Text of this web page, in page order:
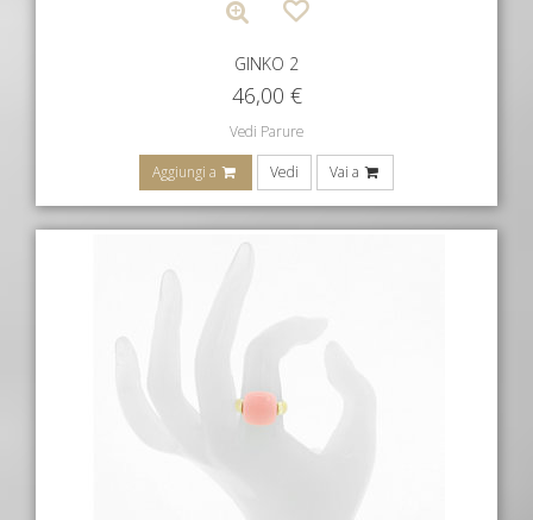
GINKO 2
46,00 €
Vedi Parure
Aggiungi a Vedi Vai a